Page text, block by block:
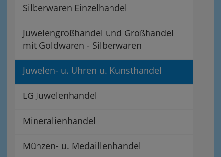
Silberwaren Einzelhandel
Juwelengroßhandel und Großhandel
mit Goldwaren - Silberwaren
Juwelen- u. Uhren u. Kunsthandel
LG Juwelenhandel
Mineralienhandel
Münzen- u. Medaillenhandel